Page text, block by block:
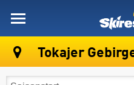
Tokajer